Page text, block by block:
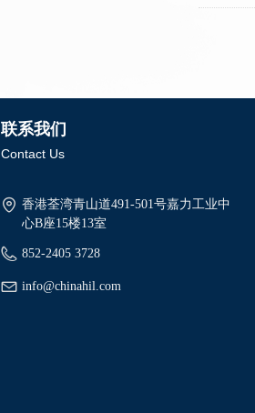
香港荃湾青山道491-501号嘉力工业中
心B座15楼13室
852-2405 3728
info@chinahil.com
联系我们
Contact Us